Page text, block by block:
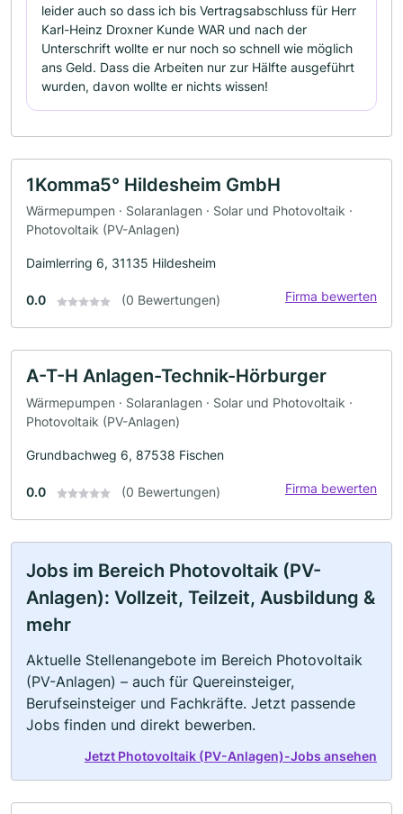
leider auch so dass ich bis Vertragsabschluss für Herr
Karl-Heinz Droxner Kunde WAR und nach der
Unterschrift wollte er nur noch so schnell wie möglich
ans Geld. Dass die Arbeiten nur zur Hälfte ausgeführt
wurden, davon wollte er nichts wissen!
1Komma5° Hildesheim GmbH
Wärmepumpen · Solaranlagen · Solar und Photovoltaik ·
Photovoltaik (PV-Anlagen)
Daimlerring 6, 31135 Hildesheim
0.0 (0 Bewertungen) Firma bewerten
A-T-H Anlagen-Technik-Hörburger
Wärmepumpen · Solaranlagen · Solar und Photovoltaik ·
Photovoltaik (PV-Anlagen)
Grundbachweg 6, 87538 Fischen
0.0 (0 Bewertungen) Firma bewerten
Jobs im Bereich Photovoltaik (PV-
Anlagen): Vollzeit, Teilzeit, Ausbildung &
mehr
Aktuelle Stellenangebote im Bereich Photovoltaik
(PV-Anlagen) – auch für Quereinsteiger,
Berufseinsteiger und Fachkräfte. Jetzt passende
Jobs finden und direkt bewerben.
Jetzt Photovoltaik (PV-Anlagen)-Jobs ansehen